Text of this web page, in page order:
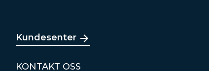
Kundesenter
KONTAKT OSS